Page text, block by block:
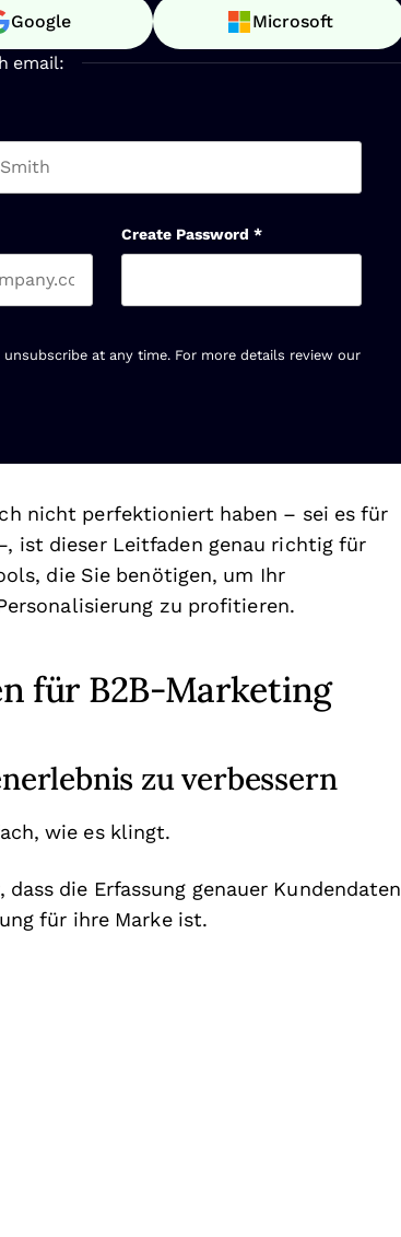
Google Microsoft
email:
Create Password *
at any time. For more details review our
nicht perfektioniert haben – sei es für
ist dieser Leitfaden genau richtig für
die Sie benötigen, um Ihr
zu profitieren.
für B2B-Marketing
zu verbessern
wie es klingt.
die Erfassung genauer Kundendaten
für ihre Marke ist.